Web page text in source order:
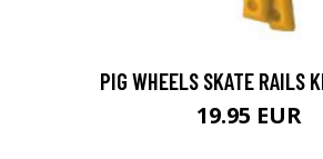
PIG WHEELS SKATE RAILS
19.95 EUR